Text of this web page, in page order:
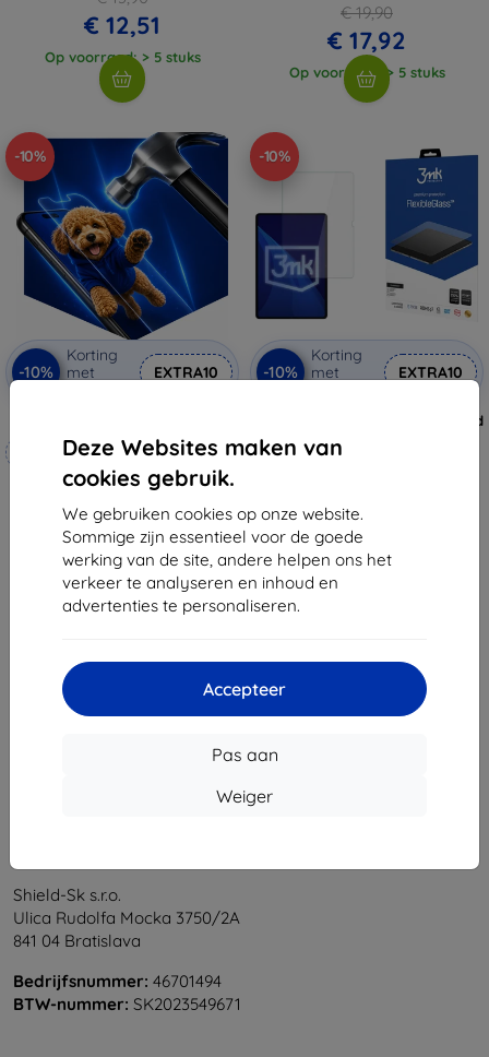
Deze Websites maken van
cookies gebruik.
We gebruiken cookies op onze website.
Sommige zijn essentieel voor de goede
werking van de site, andere helpen ons het
verkeer te analyseren en inhoud en
advertenties te personaliseren.
Accepteer
Pas aan
Weiger
€ 12,51
Op voorraad: > 5 stuks
€ 19,90
€ 17,92
Op voorraad: > 5 stuks
-10%
-10%
Korting
met
EXTRA10
Op maat gemaakt
€ 20,90
€ 18,80
Op voorraad: 4 stuks
-10%
-10%
Korting
met
EXTRA10
3mk FlexibleGlass hybride gehard
€ 18,90
Op voorraad: > 5 stuks
Van totaal
«
Shield-Sk s.r.o.
Ulica Rudolfa Mocka 3750/2A
841 04 Bratislava
Bedrijfsnummer: 46701494
BTW-nummer: SK2023549671